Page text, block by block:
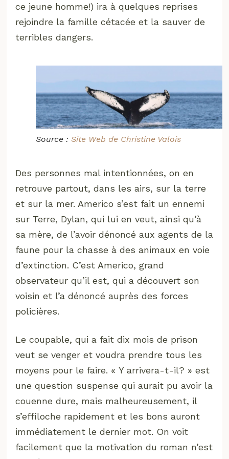
ce jeune homme!) ira à quelques reprises
rejoindre la famille cétacée et la sauver de
terribles dangers.
Source :Site Web de Christine Valois
Des personnes mal intentionnées, on en
retrouve partout, dans les airs, sur la terre
et sur la mer. Americo s’est fait un ennemi
sur Terre, Dylan, qui lui en veut, ainsi qu’à
sa mère, de l’avoir dénoncé aux agents de la
faune pour la chasse à des animaux en voie
d’extinction. C’est Americo, grand
observateur qu’il est, qui a découvert son
voisin et l’a dénoncé auprès des forces
policières.
Le coupable, qui a fait dix mois de prison
veut se venger et voudra prendre tous les
moyens pour le faire. « Y arrivera-t-il? » est
une question suspense qui aurait pu avoir la
couenne dure, mais malheureusement, il
s’effiloche rapidement et les bons auront
immédiatement le dernier mot. On voit
facilement que la motivation du roman n’est